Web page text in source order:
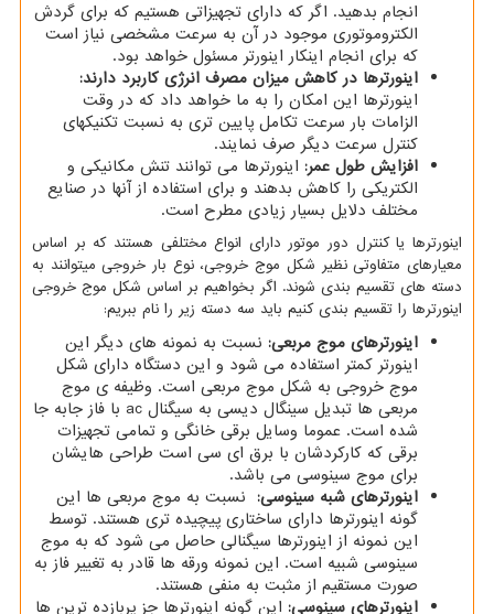
انجام بدهید. اگر که دارای تجهیزاتی هستیم که برای گردش
الکتروموتوری موجود در آن به سرعت مشخصی نیاز است
که برای انجام اینکار اینورتر مسئول خواهد بود.
اینورترها در کاهش میزان مصرف انرژی کاربرد دارند:
اینورترها این امکان را به ما خواهد داد که در وقت
الزامات بار سرعت تکامل پایین تری به نسبت تکنیکهای
کنترل سرعت دیگر صرف نمایند.
افزایش طول عمر: اینورترها می توانند تنش مکانیکی و
الکتریکی را کاهش بدهند و برای استفاده از آنها در صنایع
مختلف دلایل بسیار زیادی مطرح است.
اینورترها یا کنترل دور موتور دارای انواع مختلفی هستند که بر اساس
معیارهای متفاوتی نظیر شکل موج خروجی، نوع بار خروجی میتوانند به
دسته های تقسیم بندی شوند. اگر بخواهیم بر اساس شکل موج خروجی
اینورترها را تقسیم بندی کنیم باید سه دسته زیر را نام ببریم:
اینورترهای موج مربعی: نسبت به نمونه های دیگر این
اینورتر کمتر استفاده می شود و این دستگاه دارای شکل
موج خروجی به شکل موج مربعی است. وظیفه ی موج
مربعی ها تبدیل سینگال دیسی به سیگنال ac با فاز جابه جا
شده است. عموما وسایل برقی خانگی و تمامی تجهیزات
برقی که کارکردشان با برق ای سی است طراحی هایشان
برای موج سینوسی می باشد.
اینورترهای شبه سینوسی: نسبت به موج مربعی ها این
گونه اینورترها دارای ساختاری پیچیده تری هستند. توسط
این نمونه از اینورترها سیگنالی حاصل می شود که به موج
سینوسی شبیه است. این نمونه ورقه ها قادر به تغییر فاز به
صورت مستقیم از مثبت به منفی هستند.
اینورترهای سینوسی: این گونه اینورترها جز پربازده ترین ها